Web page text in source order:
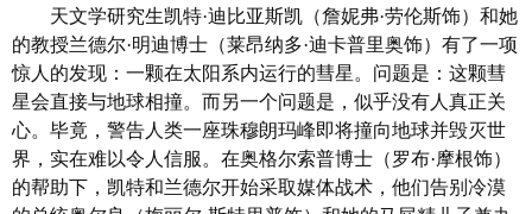
片 名 Don't Look Up
年 代2021
产 地美国
类 别 喜剧
语 言 英语
字 幕 中文字幕
上映日期 2021-12-10(美国)/2021-12-24(美国
天文学研究生凯特·迪比亚斯凯（詹妮弗·劳伦斯饰）和她
的教授兰德尔·明迪博士（莱昂纳多·迪卡普里奥饰）有了一项
惊人的发现：一颗在太阳系内运行的彗星。问题是：这颗彗
星会直接与地球相撞。而另一个问题是，似乎没有人真正关
心。毕竟，警告人类一座珠穆朗玛峰即将撞向地球并毁灭世
界，实在难以令人信服。在奥格尔索普博士（罗布·摩根饰）
的帮助下，凯特和兰德尔开始采取媒体战术，他们告别冷漠